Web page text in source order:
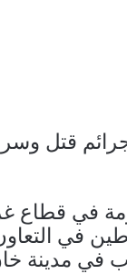
قتل
في قطاع
في
في مدينة